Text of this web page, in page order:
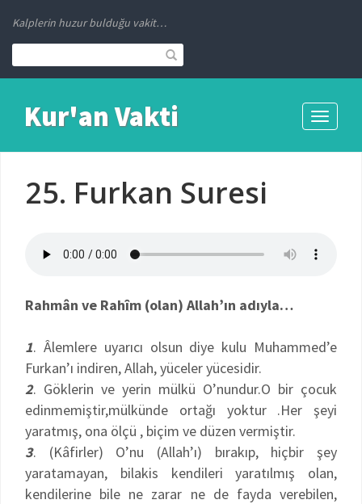
Kalplerin huzur bulduğu vakit…
Toggle
Kur'an Vakti
25. Furkan Suresi
Rahmân ve Rahîm (olan) Allah’ın adıyla…
1. Âlemlere uyarıcı olsun diye kulu Muhammed’e
Furkan’ı indiren, Allah, yüceler yücesidir.
2. Göklerin ve yerin mülkü O’nundur.O bir çocuk
edinmemiştir,mülkünde ortağı yoktur .Her şeyi
yaratmış, ona ölçü , biçim ve düzen vermiştir.
3. (Kâfirler) O’nu (Allah’ı) bırakıp, hiçbir şey
yaratamayan, bilakis kendileri yaratılmış olan,
kendilerine bile ne zarar ne de fayda verebilen,